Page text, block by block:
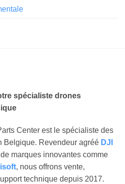
spécialiste drones
Center est le spécialiste des
Belgique. Revendeur agréé DJI
marques innovantes comme
, nous offrons vente,
technique depuis 2017.